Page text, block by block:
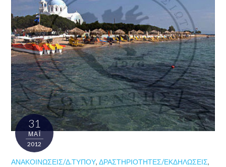
31
ΜΑΪ́
2012
ΑΝΑΚΟΙΝΏΣΕΙΣ/Δ.ΤΎΠΟΥ,ΔΡΑΣΤΗΡΙΌΤΗΤΕΣ/ΕΚΔΗΛΏΣΕΙΣ,